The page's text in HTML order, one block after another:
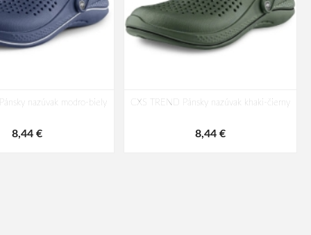
nazúvak modro-biely
8,44 €
CXS TREND Pánsky nazúvak khaki-čierny
8,44 €